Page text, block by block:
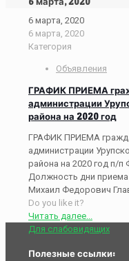
6 марта, 2020
6 марта, 2020
Категория
Объявления
ГРАФИК ПРИЕМА
администрации
района на 2020 год
ГРАФИК ПРИЕМА
администрации
района на 2020 год п/
Должность дни
Михаил Федорович
Do you like it?
Читать далее...
Для слабовидящих
Полезные ссылки: